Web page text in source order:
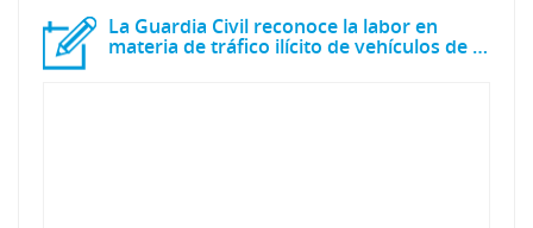
La Guardia Civil reconoce la labor en
materia de tráfico ilícito de vehículos de Centro Zaragoza